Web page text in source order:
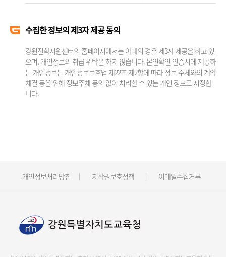
수집한 정보의 제3자 제공 동의
강원진학지원센터의 홈페이지에서는 아래의 경우 제3자 제공을 하고 있
으며, 개인정보의 취급 위탁은 하지 않습니다. 본인확인 인증시에 제공하
는 개인정보는 개인정보보호법 제22조 제2항에 따라 정보 주체와의 계약
체결 등을 위해 정보주체 동의 없이 처리할 수 있는 개인 정보로 지정합
니다.
개인정보처리방침 저작권보호정책 이메일수집거부